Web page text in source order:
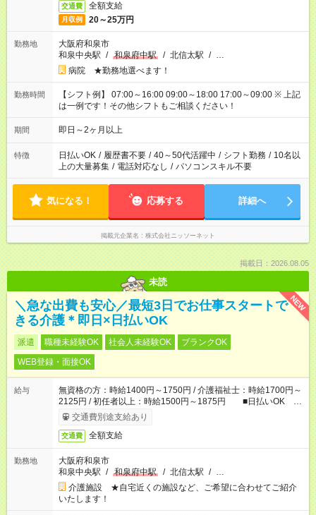
交通費 全額支給
月収例 20～25万円
勤務地
大阪府和泉市
和泉中央駅 / 和泉府中駅 / 北信太駅 / …
病院 ★勤務地選べます！
勤務時間
【シフト例】 07:00～16:00 09:00～18:00 17:00～09:00 ※ 上記
は一例です！その他シフトもご相談ください！
期間 即日～2ヶ月以上
特徴 日払いOK / 履歴書不要 / 40～50代活躍中 / シフト勤務 / 10名以
上の大量募集 / 電話対応なし / パソコンスキル不要
気になる！ 応募する 詳細へ
掲載元企業名 株式会社ニッソーネット
掲載日：2026.08.05
未読
NEW
＼急な出費も安心／最短3日でお仕事スタートで
きる介護＊即日×日払いOK
派遣 職種未経験OK 社会人未経験OK
ブランクOK
WEB登録・面接OK
給与
無資格の方：時給1400円～1750円 / 介護福祉士：時給1700円～
2125円 / 初任者以上：時給1500円～1875円 ■日払いOK ■
日収例：1万1200円（時給1400円×8h）
交通費別途支給あり
交通費 全額支給
勤務地
大阪府和泉市
和泉中央駅 / 和泉府中駅 / 北信太駅 / …
介護施設 ★自宅近くの施設など、ご希望に合わせてご紹介
いたします！